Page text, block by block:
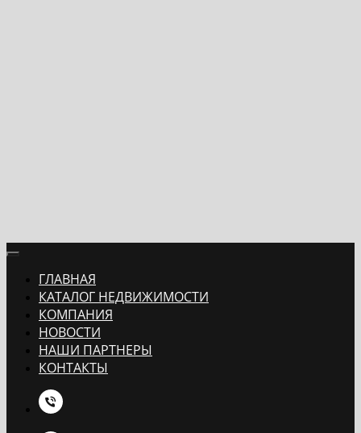
ГЛАВНАЯ
КАТАЛОГ НЕДВИЖИМОСТИ
КОМПАНИЯ
НОВОСТИ
НАШИ ПАРТНЕРЫ
КОНТАКТЫ